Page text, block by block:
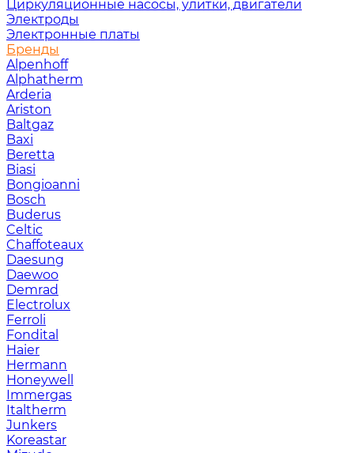
Циркуляционные насосы, улитки, двигатели
Электроды
Электронные платы
Бренды
Alpenhoff
Alphatherm
Arderia
Ariston
Baltgaz
Baxi
Beretta
Biasi
Bongioanni
Bosch
Buderus
Celtic
Chaffoteaux
Daesung
Daewoo
Demrad
Electrolux
Ferroli
Fondital
Haier
Hermann
Honeywell
Immergas
Italtherm
Junkers
Koreastar